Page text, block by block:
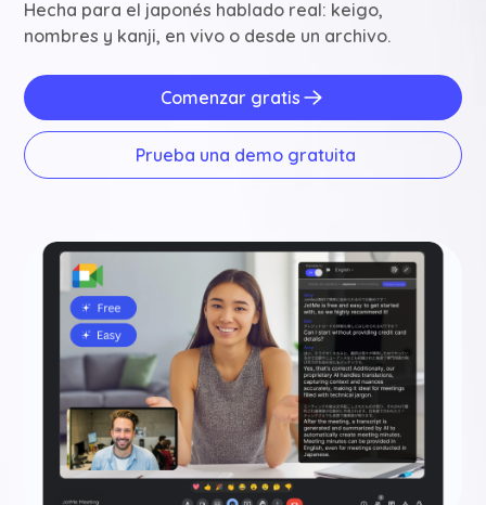
Hecha para el japonés hablado real: keigo,
nombres y kanji, en vivo o desde un archivo.
Comenzar gratis
Prueba una demo gratuita